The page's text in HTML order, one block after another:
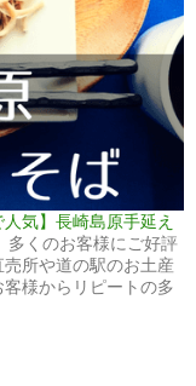
気】長崎島原手延え
多くのお客様にご好評
所や道の駅のお土産
様からリピートの多